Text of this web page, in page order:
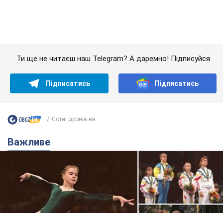
Українська гімнастка вразила президента США
і вперше почула "Слава Україні"! Як склалася
доля Подкопаєвої, яка 30 років тому виграла
"золото" Олімпіади
У фанатів донеччанки зберігся великий шматок килимового
покриття з надписом "Атланта-1996"
8.08.2026 18:30